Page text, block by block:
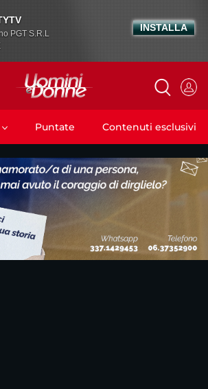
Puntate Contenuti esclusivi
PGT S.R.L
INSTALLA